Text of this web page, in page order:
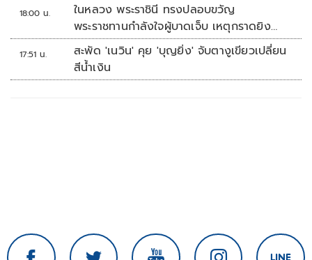
18:00 น.
ในหลวง พระราชินี ทรงปลอบขวัญ
พระราชทานกำลังใจผู้บาดเจ็บ เหตุกราดยิง
รร.เทพศิรินทร์นนทบุรี
17:51 น.
สะพัด 'เนวิน' คุย 'บุญยิ่ง' จับตางูเขียวเปลี่ยน
สีน้ำเงิน